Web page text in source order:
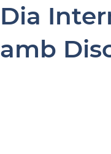
Dia
amb